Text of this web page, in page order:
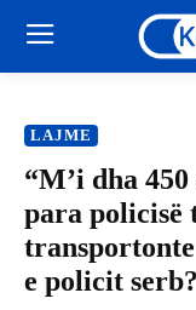
LAJME
“M’i dha
para policisë
e policit serb?